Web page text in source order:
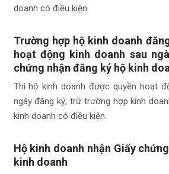
doanh có điều kiện.
Trường hợp hộ kinh doanh
hoạt động kinh doanh sau
chứng nhận đăng ký hộ kinh
Thì hộ kinh doanh được quyền hoạt
ngày đăng ký; trừ trường hợp kinh
kinh doanh có điều kiện.
Hộ kinh doanh nhận Giấy
kinh doanh